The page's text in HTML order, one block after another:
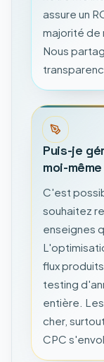
assure un
majorité de
Nous
Puis-je
moi-
C'est
souhaitez
enseignes
flux
testing
entière.
cher,
CPC